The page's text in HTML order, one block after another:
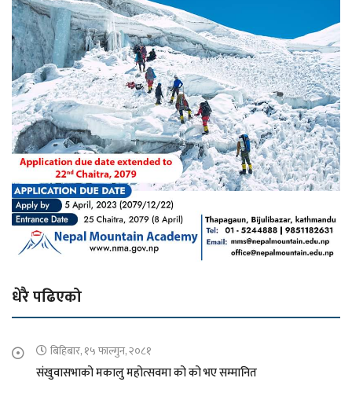
धेरै पढिएको
बिहिबार, १५ फाल्गुन, २०८१
संखुवासभाको मकालु महोत्सवमा को को भए सम्मानित